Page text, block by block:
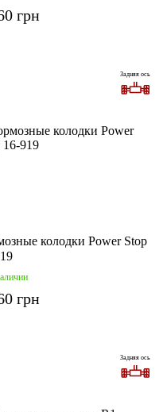
грн
Задняя ось
колодки Power Stop
грн
Задняя ось